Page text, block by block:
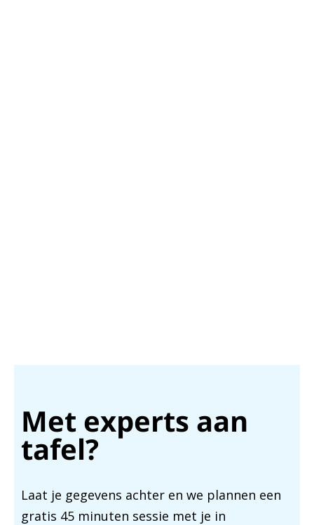
Met experts aan
tafel?
Laat je gegevens achter en we plannen een
gratis 45 minuten sessie met je in